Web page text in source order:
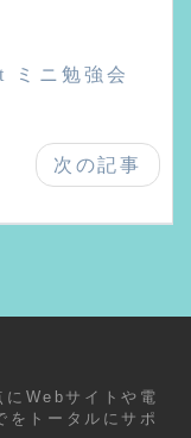
ミニ勉強会
次の記事
Webサイトや電
をトータルにサポ